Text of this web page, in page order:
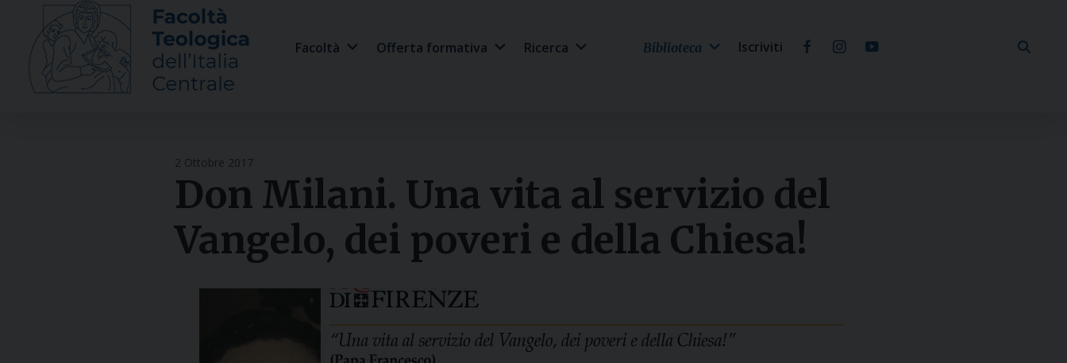
content
Facoltà Offerta formativa Ricerca Biblioteca Iscriviti
2 Ottobre 2017
Don Milani. Una vita al servizio del
Vangelo, dei poveri e della Chiesa!